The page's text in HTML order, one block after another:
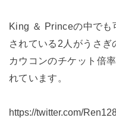
King ＆ Princeの中でも
されている2人がうさぎ
カウコンのチケット倍
れています。
https://twitter.com/